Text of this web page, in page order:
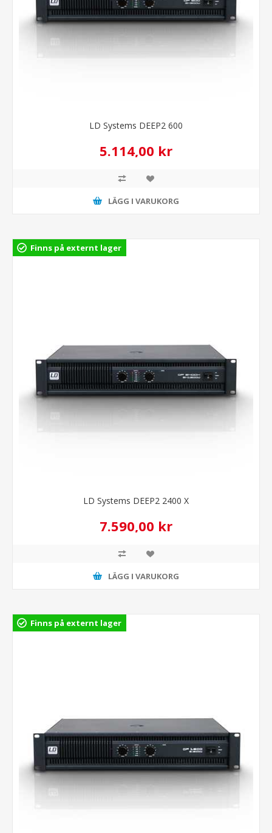
LD Systems DEEP2 600
5.114,00 kr
LÄGG I VARUKORG
Finns på externt lager
LD Systems DEEP2 2400 X
7.590,00 kr
LÄGG I VARUKORG
Finns på externt lager